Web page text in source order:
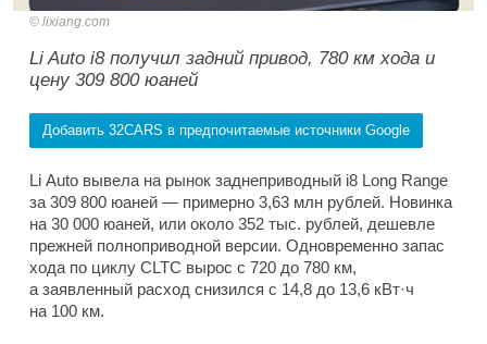
lixiang.com
Li Auto i8 получил задний привод, 780 км хода и
цену 309 800 юаней
Добавить 32CARS в предпочитаемые источники Google
Li Auto вывела на рынок заднеприводный i8 Long Range
за 309 800 юаней — примерно 3,63 млн рублей. Новинка
на 30 000 юаней, или около 352 тыс. рублей, дешевле
прежней полноприводной версии. Одновременно запас
хода по циклу CLTC вырос с 720 до 780 км,
а заявленный расход снизился с 14,8 до 13,6 кВт·ч
на 100 км.